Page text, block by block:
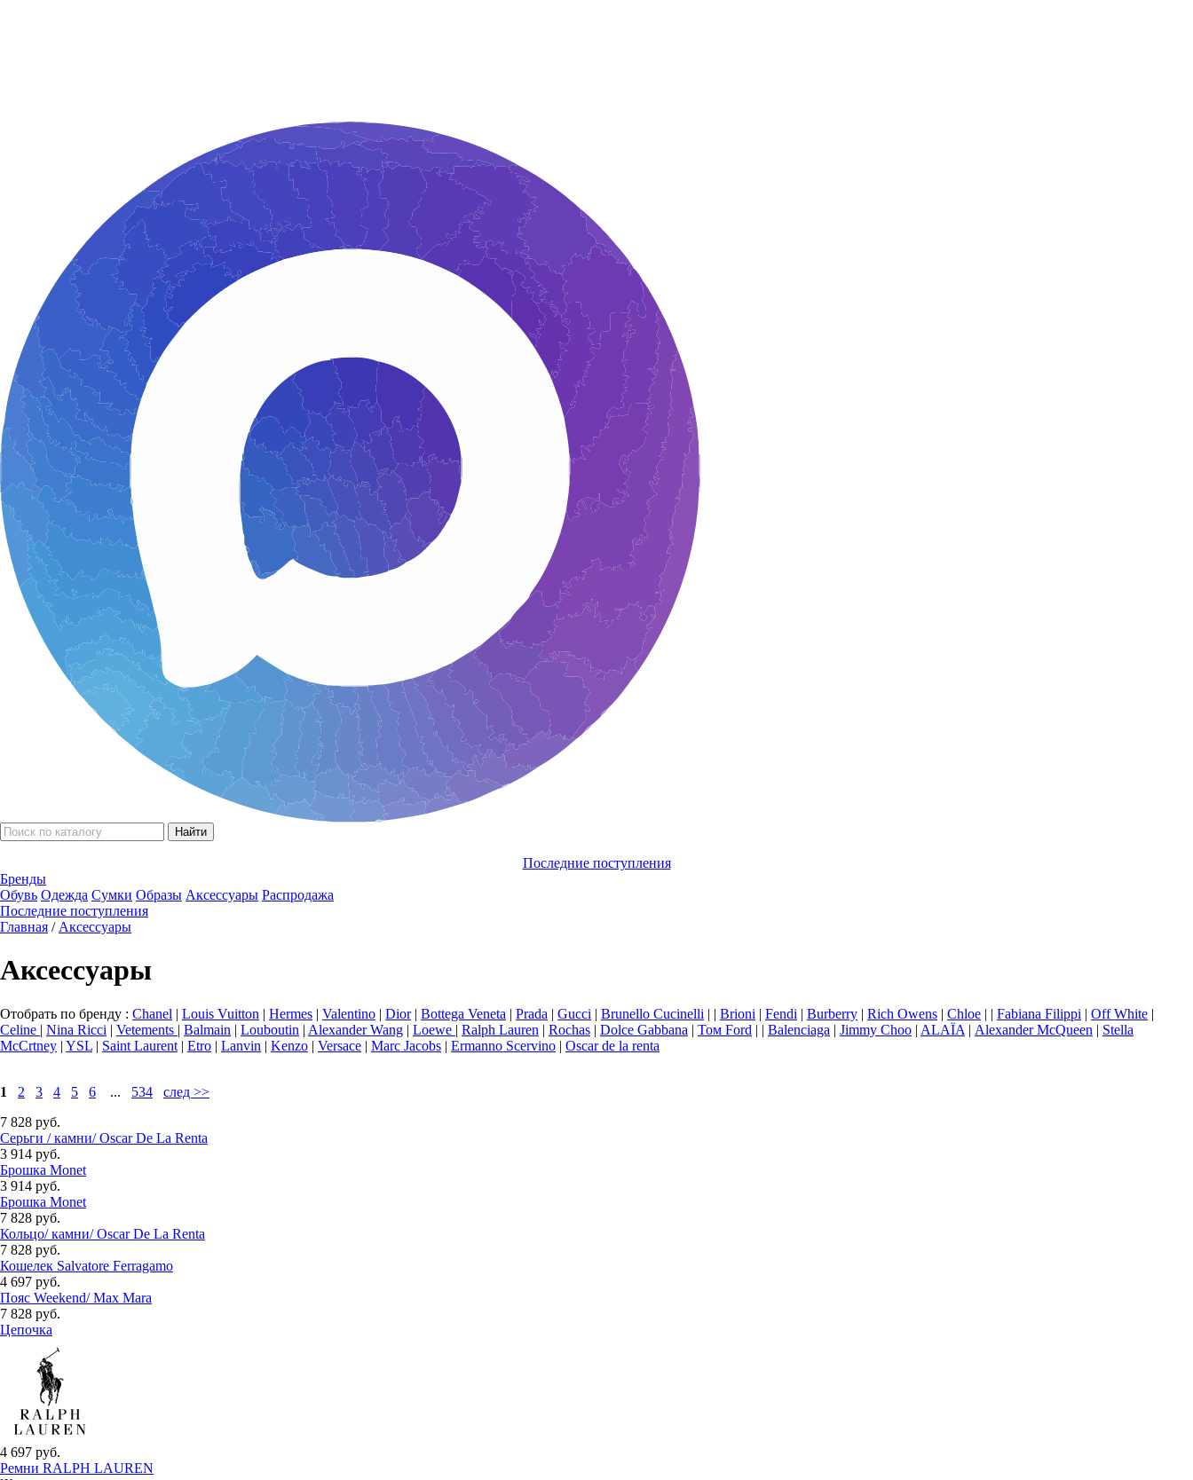
Последние поступления
Бренды
Обувь Одежда Сумки Образы Аксессуары Распродажа
Последние поступления
Главная / Аксессуары
Аксессуары
Отобрать по бренду : Chanel | Louis Vuitton | Hermes | Valentino | Dior| Bottega Veneta | Prada | Gucci | Brunello Сucinelli | | Brioni | Fendi | Burberry | Rich Owens | Chloe | | Fabiana Filippi | Off White |
Celine | Nina Ricci | Vetements | Balmain | Louboutin | Alexander Wang | Loewe | Ralph Lauren | Rochas | Dolce Gabbana | Том Ford | | Balenciaga | Jimmy Choo | ALAÏA | Аlexander McQueen | Stella
McCrtney | YSL | Saint Laurent | Etro | Lanvin | Kenzo | Versace | Marc Jacobs | Ermanno Scervino | Oscar de la renta
1 2 3 4 5 6 ... 534
след >>
7 828 руб.
Серьги / камни/ Oscar De La Renta
3 914 руб.
Брошка Monet
3 914 руб.
Брошка Monet
7 828 руб.
Кольцо/ камни/ Oscar De La Renta
7 828 руб.
Кошелек Salvatore Ferragamo
4 697 руб.
Пояс Weekend/ Max Mara
7 828 руб.
Цепочка
4 697 руб.
Ремни RALPH LAUREN